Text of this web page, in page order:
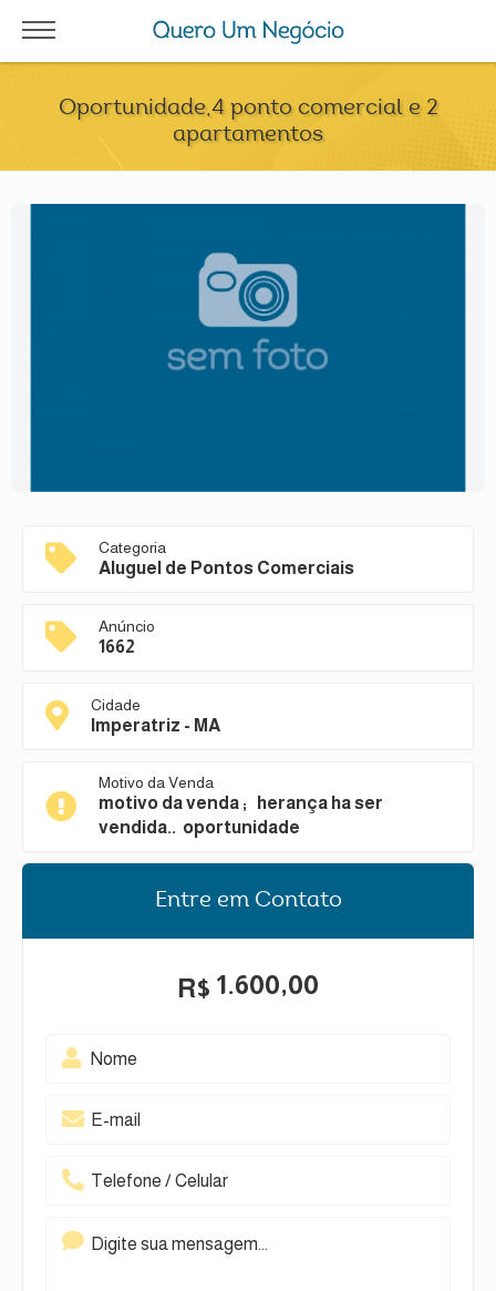
Oportunidade,4 ponto comercial e 2
apartamentos
Categoria
Aluguel de Pontos Comerciais
Anúncio
1662
Cidade
Imperatriz - MA
Motivo da Venda
motivo da venda ; herança ha ser
vendida.. oportunidade
Entre em Contato
R$ 1.600,00